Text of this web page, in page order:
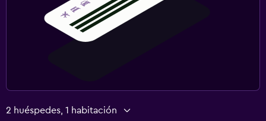
2 huéspedes, 1 habitación